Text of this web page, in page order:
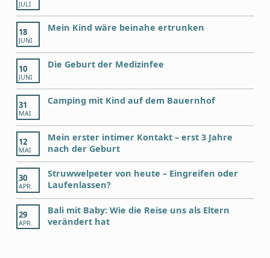
JULI
18
JUNI
Mein Kind wäre beinahe ertrunken
10
JUNI
Die Geburt der Medizinfee
31
MAI
Camping mit Kind auf dem Bauernhof
12
MAI
Mein erster intimer Kontakt – erst 3 Jahre
nach der Geburt
30
APR.
Struwwelpeter von heute – Eingreifen oder
Laufenlassen?
29
APR.
Bali mit Baby: Wie die Reise uns als Eltern
verändert hat